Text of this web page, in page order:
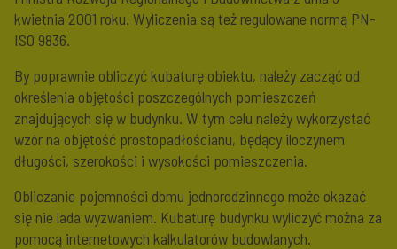
kwietnia 2001 roku. Wyliczenia są też regulowane normą PN-
ISO 9836.
By poprawnie obliczyć kubaturę obiektu, należy zacząć od
określenia objętości poszczególnych pomieszczeń
znajdujących się w budynku. W tym celu należy wykorzystać
wzór na objętość prostopadłościanu, będący iloczynem
długości, szerokości i wysokości pomieszczenia.
Obliczanie pojemności domu jednorodzinnego może okazać
się nie lada wyzwaniem. Kubaturę budynku wyliczyć można za
pomocą internetowych kalkulatorów budowlanych.